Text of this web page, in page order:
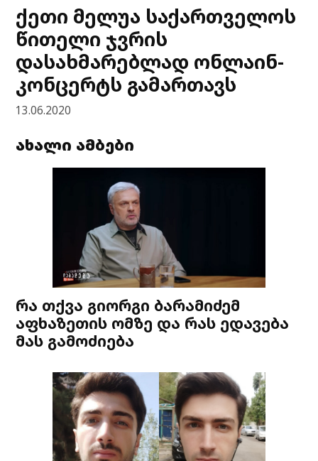
ქეთი მელუა საქართველოს
წითელი ჯვრის
დასახმარებლად ონლაინ-
კონცერტს გამართავს
13.06.2020
ახალი ამბები
რა თქვა გიორგი ბარამიძემ
აფხაზეთის ომზე და რას ედავება
მას გამოძიება